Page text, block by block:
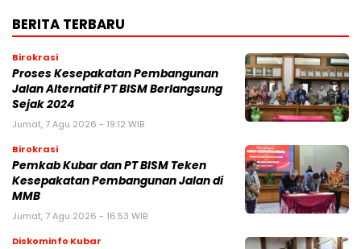
BERITA TERBARU
Birokrasi
Proses Kesepakatan Pembangunan
Jalan Alternatif PT BISM Berlangsung
Sejak 2024
Jumat, 7 Agu 2026 - 19:12 WIB
Birokrasi
Pemkab Kubar dan PT BISM Teken
Kesepakatan Pembangunan Jalan di
MMB
Jumat, 7 Agu 2026 - 16:53 WIB
Diskominfo Kubar